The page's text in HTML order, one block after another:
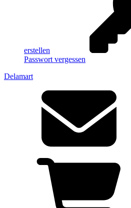
erstellen
Passwort vergessen
Delamart